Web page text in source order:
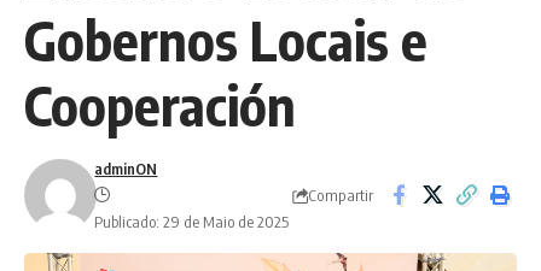
Gobernos Locais e
Cooperación
adminON
Publicado: 29 de Maio de 2025
Compartir